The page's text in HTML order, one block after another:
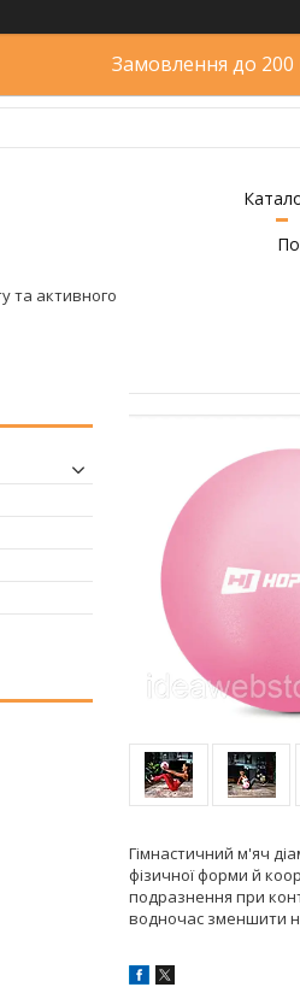
Замовлення до 200
та активного
Гімнастичний м'яч
фізичної форми й
подразнення при
водночас зменшити